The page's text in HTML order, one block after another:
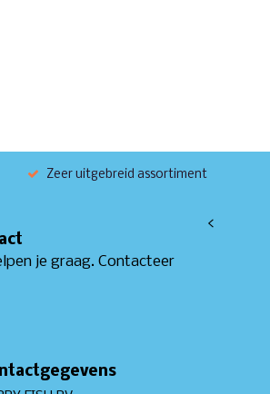
Zeer uitgebreid assortiment
je graag. Contacteer
<